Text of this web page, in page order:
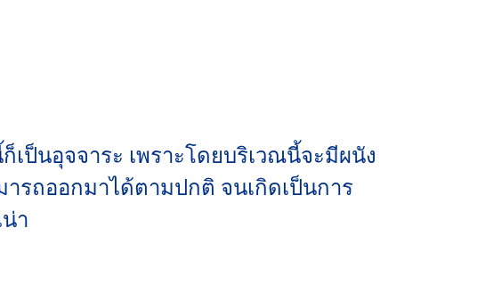
ป็นอุจจาระ เพราะโดยบริเวณนี้จะมีผนัง
รถออกมาได้ตามปกติ จนเกิดเป็นการ
า